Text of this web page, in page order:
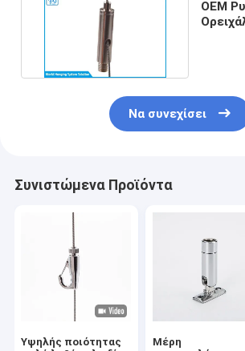
OEM
Να συνεχίσει
Συνιστώμενα Προϊόντα
Υψηλής ποιότητας
Μέρη